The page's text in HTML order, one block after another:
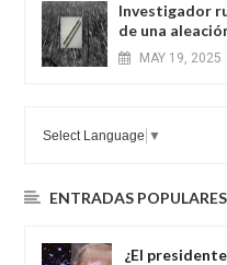
Investigador
de una
MAY 19, 2025
Select Language ▼
ENTRADAS POPULARES
¿El